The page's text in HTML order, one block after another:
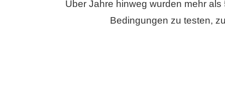
Über Jahre hinweg wurden mehr
Bedingungen zu testen,